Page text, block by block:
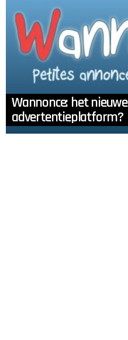
Wannonce: het
advertentieplatform?